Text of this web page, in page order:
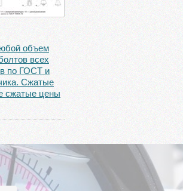
объем
всех
по ГОСТ и
Сжатые
сжатые цены